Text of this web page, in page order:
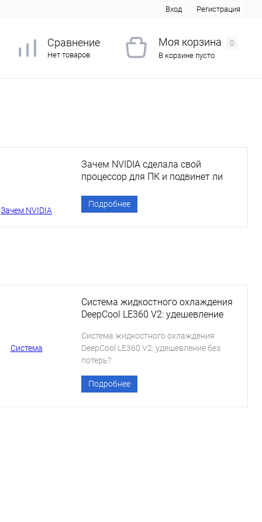
Вход Регистрация
Сравнение
Нет товаров
Моя корзина
0
В корзине пусто
Зачем NVIDIA сделала свой
процессор для ПК и подвинет ли
Подробнее
Система жидкостного охлаждения
DeepCool LE360 V2: удешевление
Система жидкостного охлаждения
DeepCool LE360 V2: удешевление без
потерь?
Подробнее